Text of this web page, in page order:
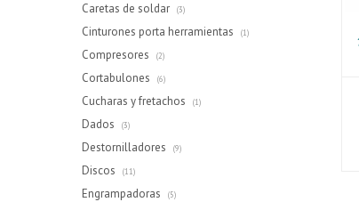
Caretas de soldar (3)
Cinturones porta herramientas (1)
Compresores (2)
Cortabulones (6)
Cucharas y fretachos (1)
Dados (3)
Destornilladores (9)
Discos (11)
Engrampadoras (5)